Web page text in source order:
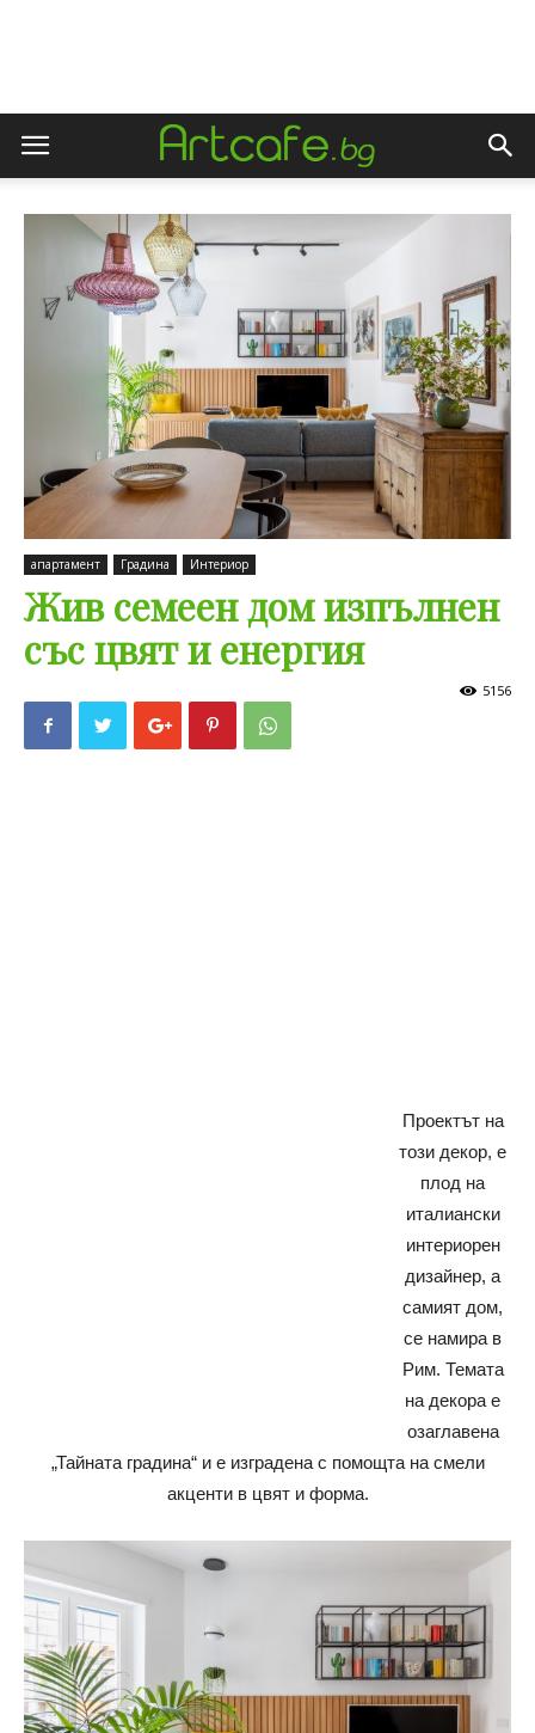
апартамент Градина Интериор
Жив семеен дом изпълнен
със цвят и енергия
5156
Проектът на
този декор, е
плод на
италиански
интериорен
дизайнер, а
самият дом,
се намира в
Рим. Темата
на декора е
озаглавена
„Тайната градина“ и е изградена с помощта на смели
акценти в цвят и форма.